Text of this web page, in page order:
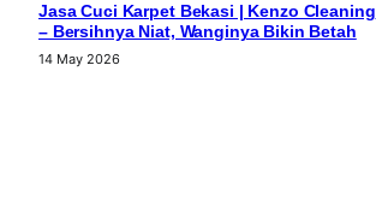
Jasa Cuci Karpet Bekasi | Kenzo Cleaning
– Bersihnya Niat, Wanginya Bikin Betah
14 May 2026